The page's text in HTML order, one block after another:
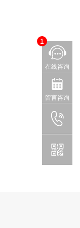
在线咨询
1
留言咨询